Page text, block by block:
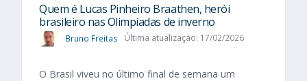
Quem é Lucas Pinheiro Braathen, herói
brasileiro nas Olimpíadas de inverno
Bruno Freitas Última atualização: 17/02/2026
O Brasil viveu no último final de semana um